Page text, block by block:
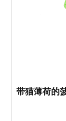
带猫薄荷的